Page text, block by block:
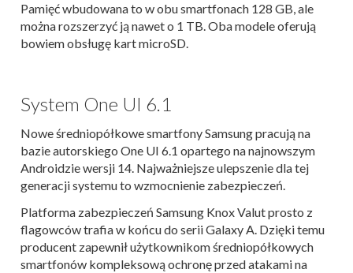
Pamięć wbudowana to w obu smartfonach 128 GB, ale
można rozszerzyć ją nawet o 1 TB. Oba modele oferują
bowiem obsługę kart microSD.
System One UI 6.1
Nowe średniopółkowe smartfony Samsung pracują na
bazie autorskiego One UI 6.1 opartego na najnowszym
Androidzie wersji 14. Najważniejsze ulepszenie dla tej
generacji systemu to wzmocnienie zabezpieczeń.
Platforma zabezpieczeń Samsung Knox Valut prosto z
flagowców trafia w końcu do serii Galaxy A. Dzięki temu
producent zapewnił użytkownikom średniopółkowych
smartfonów kompleksową ochronę przed atakami na